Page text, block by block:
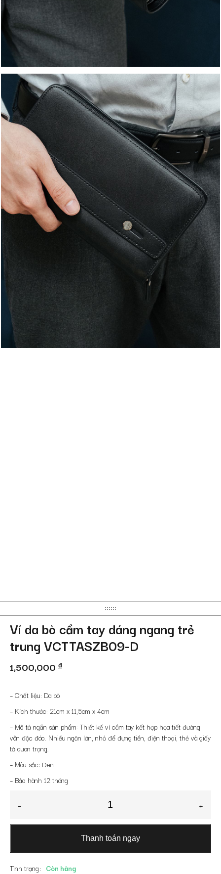
Ví da bò cầm tay dáng ngang trẻ
trung VCTTASZB09-D
1,500,000 đ
– Chất liệu: Da bò
– Kích thước: 21cm x 11,5cm x 4cm
– Mô tả ngắn sản phẩm: Thiết kế ví cầm tay kết hợp họa tiết đường
vân độc đáo. Nhiều ngăn lớn, nhỏ để đựng tiền, điện thoại, thẻ và giấy
tờ quan trọng.
– Màu sắc: Đen
– Bảo hành 12 tháng
-
bò
cầm
tay
dáng
+
Thanh toán ngay
Tình trạng Còn hàng